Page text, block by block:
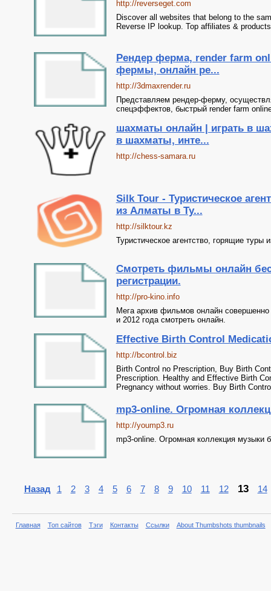
http://reverseget.com
Discover all websites that belong to the
Reverse IP lookup. Top affiliates &
Рендер ферма, render farm
фермы, онлайн ре...
http://3dmaxrender.ru
Представляем рендер-ферму,
спецэффектов, быстрый render farm
шахматы онлайн | играть в
в шахматы, инте...
http://chess-samara.ru
Silk Tour - Туристическое
из Алматы в Ту...
http://silktour.kz
Туристическое агентство, горящие туры
Смотреть фильмы онлайн
регистрации.
http://pro-kino.info
Мега архив фильмов онлайн совершенно
и 2012 года смотреть онлайн.
Effective Birth Control
http://bcontrol.biz
Birth Control no Prescription, Buy Birth
Prescription. Healthy and Effective Birth
Pregnancy without worries. Buy Birth
mp3-online. Огромная
http://yoump3.ru
mp3-online. Огромная коллекция музыки
Назад 1 2 3 4 5 6 7 8 9 10 11 12 13 14
Главная Топ сайтов Тэги Контакты Ссылки About Thumbshots thumbnails